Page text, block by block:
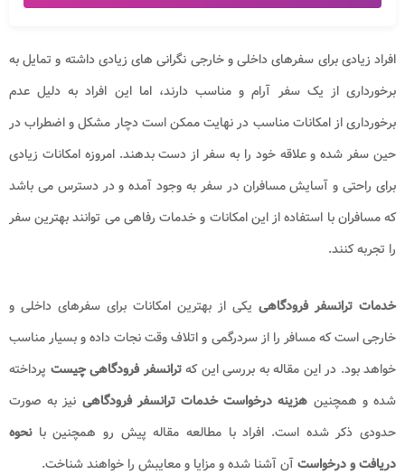
افراد زیادی برای سفرهای داخلی و خارجی نگرانی های زیادی داشته و تمایل به
برخورداری از یک سفر آرام و مناسب دارند، اما این افراد به دلیل عدم
برخورداری از امکانات مناسب در نهایت ممکن است دچار مشکل و اضطراب در
حین سفر شده و علاقه خود را به سفر از دست بدهند. امروزه امکانات زیادی
برای راحتی و آسایش مسافران در سفر به وجود آمده و در دسترس می باشد
که مسافران با استفاده از این امکانات و خدمات رفاهی می توانند بهترین سفر
را تجربه کنند.
خدمات ترانسفر فرودگاهی یکی از بهترین امکانات برای سفرهای داخلی و
خارجی است که مسافر را از سردرگمی و اتلاف وقت نجات داده و بسیار مناسب
خواهد بود. در این مقاله به بررسی این کهترانسفر فرودگاهی چیست پرداخته
شده و همچنین هزینه درخواست خدمات​ ترانسفر فرودگاهی نیز به صورت
حدودی ذکر شده است. افراد با مطالعه مقاله پیش رو همچنین بانحوه
دریافت و درخواستآن آشنا شده و مزایا و معایبش را خواهند شناخت.